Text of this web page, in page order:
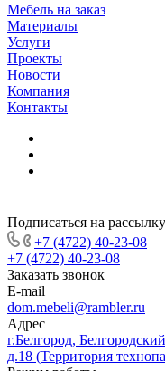
Мебель на заказ
Материалы
Услуги
Проекты
Новости
Компания
Контакты
Подписаться на рассылку
+7 (4722) 40-23-08
+7 (4722) 40-23-08
Заказать звонок
E-mail
dom.mebeli@rambler.ru
Адрес
г.Белгород,
д.18 (Территория